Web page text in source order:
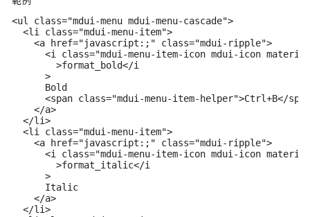
<ul class="mdui-menu mdui-menu-cascade">
  <li class="mdui-menu-item">
    <a href="javascript:;" class="mdui-ripple">
<i class="mdui-menu-item-icon mdui-icon
        >format_bold</i
      >
      Bold
<span class="mdui-menu-item-helper">Ctrl+B</
    </a>
  </li>
  <li class="mdui-menu-item">
    <a href="javascript:;" class="mdui-ripple">
<i class="mdui-menu-item-icon mdui-icon
        >format_italic</i
      >
      Italic
    </a>
  </li>